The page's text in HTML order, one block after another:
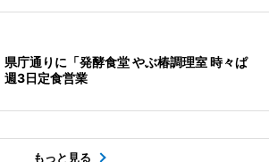
県庁通りに「発酵食堂 やぶ椿調理室 時々ぱ
3日定食営業
もっと見る